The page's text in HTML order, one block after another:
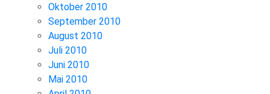
Oktober 2010
September 2010
August 2010
Juli 2010
Juni 2010
Mai 2010